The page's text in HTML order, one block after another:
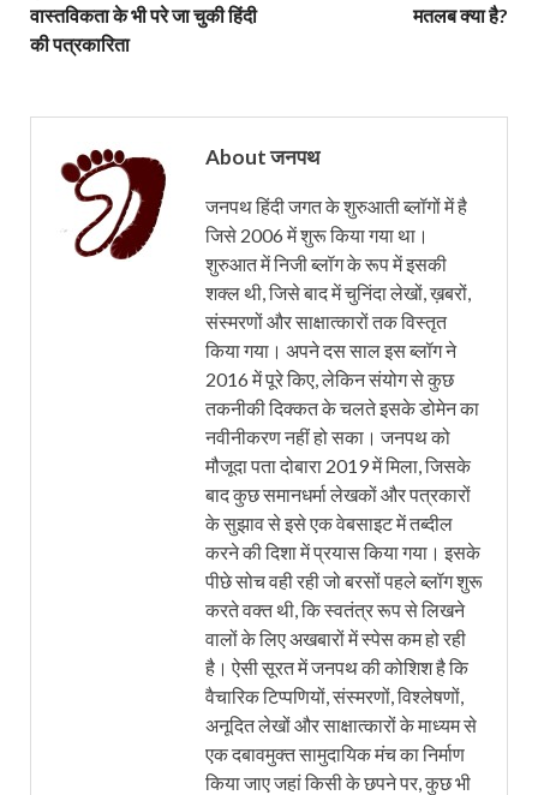
वास्तविकता के भी परे जा चुकी हिंदी
की पत्रकारिता
मतलब क्या है?
About जनपथ
जनपथ हिंदी जगत के शुरुआती ब्लॉगों में है
जिसे 2006 में शुरू किया गया था।
शुरुआत में निजी ब्लॉग के रूप में इसकी
शक्ल थी, जिसे बाद में चुनिंदा लेखों, ख़बरों,
संस्मरणों और साक्षात्कारों तक विस्तृत
किया गया। अपने दस साल इस ब्लॉग ने
2016 में पूरे किए, लेकिन संयोग से कुछ
तकनीकी दिक्कत के चलते इसके डोमेन का
नवीनीकरण नहीं हो सका। जनपथ को
मौजूदा पता दोबारा 2019 में मिला, जिसके
बाद कुछ समानधर्मा लेखकों और पत्रकारों
के सुझाव से इसे एक वेबसाइट में तब्दील
करने की दिशा में प्रयास किया गया। इसके
पीछे सोच वही रही जो बरसों पहले ब्लॉग शुरू
करते वक्त थी, कि स्वतंत्र रूप से लिखने
वालों के लिए अखबारों में स्पेस कम हो रही
है। ऐसी सूरत में जनपथ की कोशिश है कि
वैचारिक टिप्पणियों, संस्मरणों, विश्लेषणों,
अनूदित लेखों और साक्षात्कारों के माध्यम से
एक दबावमुक्त सामुदायिक मंच का निर्माण
किया जाए जहां किसी के छपने पर, कुछ भी